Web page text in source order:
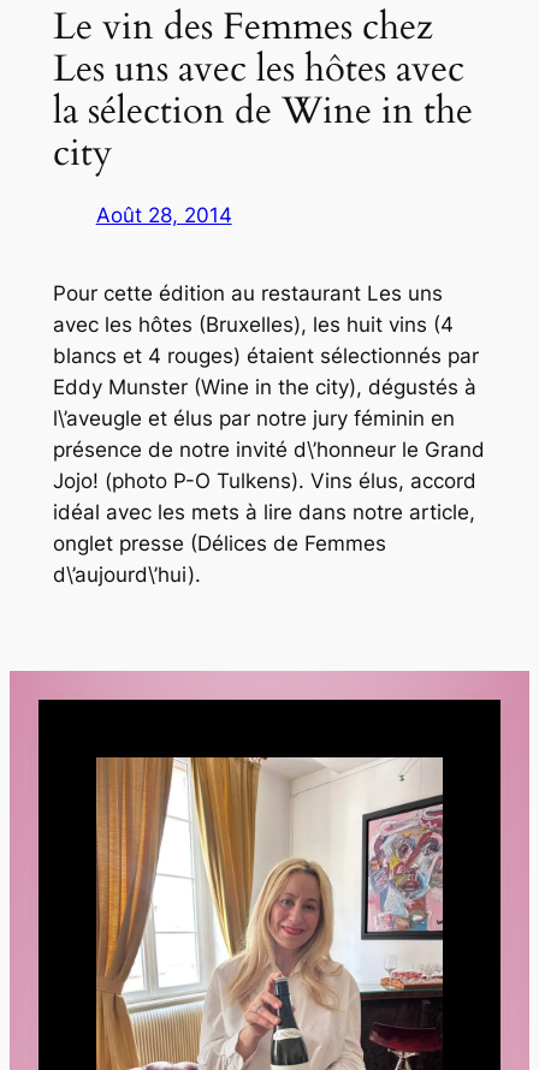
Le vin des Femmes chez
Les uns avec les hôtes avec
la sélection de Wine in the
city
Août 28, 2014
Pour cette édition au restaurant Les uns
avec les hôtes (Bruxelles), les huit vins (4
blancs et 4 rouges) étaient sélectionnés par
Eddy Munster (Wine in the city), dégustés à
l\’aveugle et élus par notre jury féminin en
présence de notre invité d\’honneur le Grand
Jojo! (photo P-O Tulkens). Vins élus, accord
idéal avec les mets à lire dans notre article,
onglet presse (Délices de Femmes
d\’aujourd\’hui).